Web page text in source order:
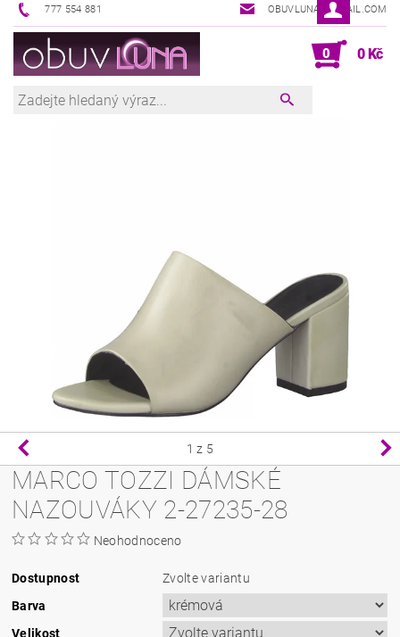
777 554 881 OBUVLUNA@GMAIL.COM
0 0 Kč
1 z 5
MARCO TOZZI DÁMSKÉ
NAZOUVÁKY 2-27235-28
Neohodnoceno
Dostupnost
Zvolte variantu
Barva
Velikost